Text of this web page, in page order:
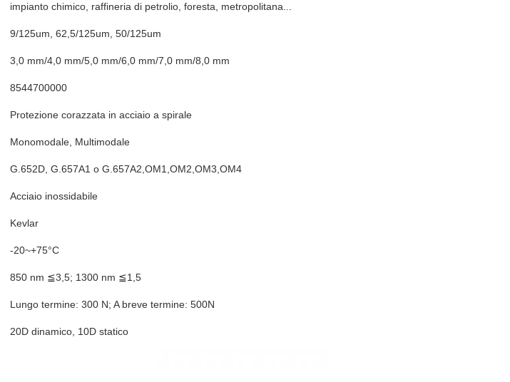
impianto chimico, raffineria di petrolio, foresta, metropolitana...
9/125um, 62,5/125um, 50/125um
3,0 mm/4,0 mm/5,0 mm/6,0 mm/7,0 mm/8,0 mm
8544700000
Protezione corazzata in acciaio a spirale
Monomodale, Multimodale
G.652D, G.657A1 o G.657A2,OM1,OM2,OM3,OM4
Acciaio inossidabile
Kevlar
-20~+75°C
850 nm ≦3,5; 1300 nm ≦1,5
Lungo termine: 300 N; A breve termine: 500N
20D dinamico, 10D statico